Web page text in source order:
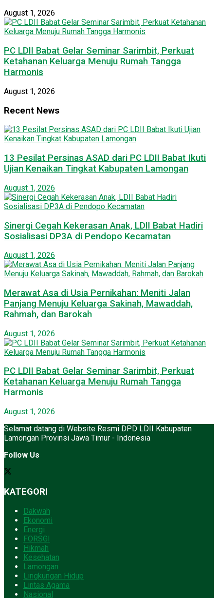
August 1, 2026
PC LDII Babat Gelar Seminar Sarimbit, Perkuat
Ketahanan Keluarga Menuju Rumah Tangga
Harmonis
August 1, 2026
Recent News
13 Pesilat Persinas ASAD dari PC LDII Babat Ikuti
Ujian Kenaikan Tingkat Kabupaten Lamongan
August 1, 2026
Sinergi Cegah Kekerasan Anak, LDII Babat Hadiri
Sosialisasi DP3A di Pendopo Kecamatan
August 1, 2026
Merawat Asa di Usia Pernikahan: Meniti Jalan
Panjang Menuju Keluarga Sakinah, Mawaddah,
Rahmah, dan Barokah
August 1, 2026
PC LDII Babat Gelar Seminar Sarimbit, Perkuat
Ketahanan Keluarga Menuju Rumah Tangga
Harmonis
August 1, 2026
Selamat datang di Website Resmi DPD LDII Kabupaten
Lamongan Provinsi Jawa Timur - Indonesia
Follow Us
KATEGORI
Dakwah
Ekonomi
Energi
FORSGI
Hikmah
Kesehatan
Lamongan
Lingkungan Hidup
Lintas Agama
Nasional